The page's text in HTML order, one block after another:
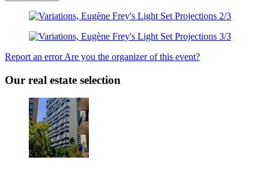
Report an errorAre you the organizer of this event?
Our real estate selection